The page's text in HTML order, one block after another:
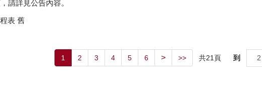
請詳見公告內容。
表 舊
1 2 3 4 5 6 > >> 共21頁 到